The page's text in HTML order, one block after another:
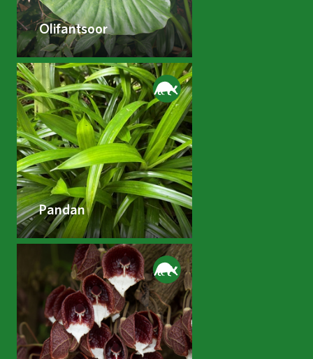
Olifantsoor
Pandan